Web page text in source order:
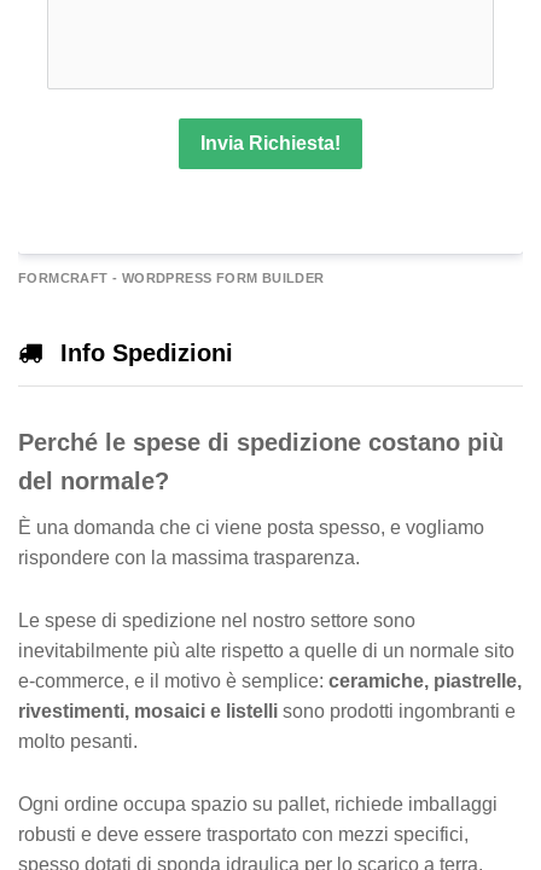
Invia Richiesta!
n
a
FORMCRAFT - WORDPRESS FORM BUILDER
Info Spedizioni
Perché le spese di spedizione costano più
del normale?
È una domanda che ci viene posta spesso, e vogliamo
rispondere con la massima trasparenza.
Le spese di spedizione nel nostro settore sono
inevitabilmente più alte rispetto a quelle di un normale sito
e-commerce, e il motivo è semplice: ceramiche, piastrelle,
rivestimenti, mosaici e listelli sono prodotti ingombranti e
molto pesanti.
Ogni ordine occupa spazio su pallet, richiede imballaggi
robusti e deve essere trasportato con mezzi specifici,
spesso dotati di sponda idraulica per lo scarico a terra.